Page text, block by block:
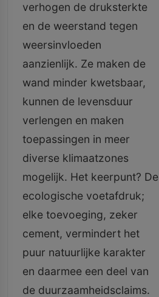
verhogen de druksterkte
en de weerstand tegen
weersinvloeden
aanzienlijk. Ze maken de
wand minder kwetsbaar,
kunnen de levensduur
verlengen en maken
toepassingen in meer
diverse klimaatzones
mogelijk. Het keerpunt? De
ecologische voetafdruk;
elke toevoeging, zeker
cement, vermindert het
puur natuurlijke karakter
en daarmee een deel van
de duurzaamheidsclaims.